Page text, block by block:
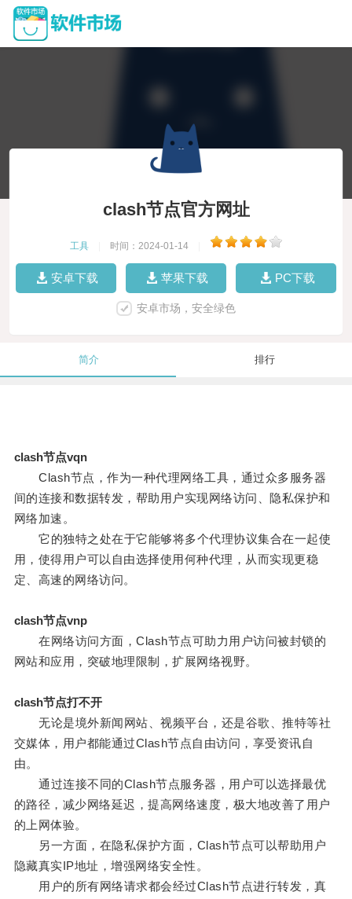
clash节点官方网址
工具 时间：2024-01-14
安卓下载 苹果下载 PC下载
安卓市场，安全绿色
简介 排行
clash节点vqn
Clash节点，作为一种代理网络工具，通过众多服务器
间的连接和数据转发，帮助用户实现网络访问、隐私保护和
网络加速。
它的独特之处在于它能够将多个代理协议集合在一起使
用，使得用户可以自由选择使用何种代理，从而实现更稳
定、高速的网络访问。
clash节点vnp
在网络访问方面，Clash节点可助力用户访问被封锁的
网站和应用，突破地理限制，扩展网络视野。
clash节点打不开
无论是境外新闻网站、视频平台，还是谷歌、推特等社
交媒体，用户都能通过Clash节点自由访问，享受资讯自
由。
通过连接不同的Clash节点服务器，用户可以选择最优
的路径，减少网络延迟，提高网络速度，极大地改善了用户
的上网体验。
另一方面，在隐私保护方面，Clash节点可以帮助用户
隐藏真实IP地址，增强网络安全性。
用户的所有网络请求都会经过Clash节点进行转发，真